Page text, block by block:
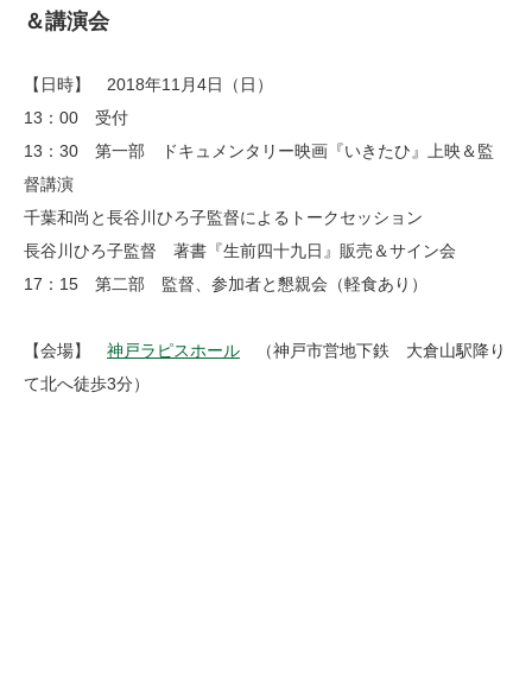
＆講演会
【日時】 2018年11月4日（日）
13：00 受付
13：30 第一部 ドキュメンタリー映画『いきたひ』上映＆監
督講演
千葉和尚と長谷川ひろ子監督によるトークセッション
長谷川ひろ子監督 著書『生前四十九日』販売＆サイン会
17：15 第二部 監督、参加者と懇親会（軽食あり）
【会場】 神戸ラピスホール （神戸市営地下鉄 大倉山駅降り
て北へ徒歩3分）